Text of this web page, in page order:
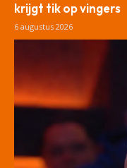
krijgt tik op vingers
6 augustus 2026